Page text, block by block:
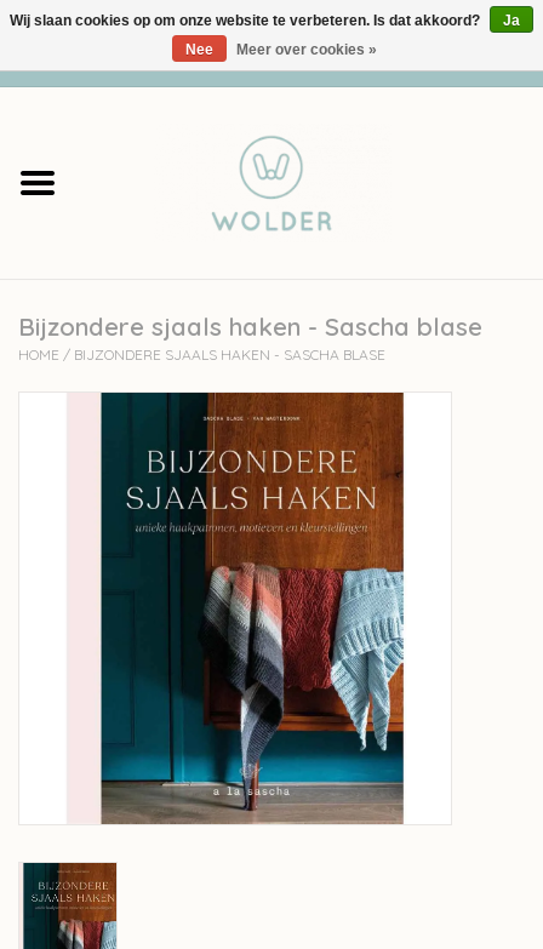
Garens
Accessoires
workshops
Bijzondere sjaals haken - Sascha blase
HOME / BIJZONDERE SJAALS HAKEN - SASCHA BLASE
Wij slaan cookies op om onze website te verbeteren. Is dat akkoord?
Ja
Nee
Meer over cookies »